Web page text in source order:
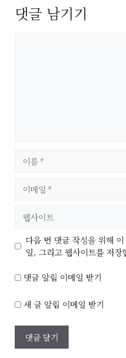
댓글 남기기
트
다음 번 댓글 작성을 위해
일, 그리고 웹사이트를 저장
댓글 알림 이메일 받기
새 글 알림 이메일 받기